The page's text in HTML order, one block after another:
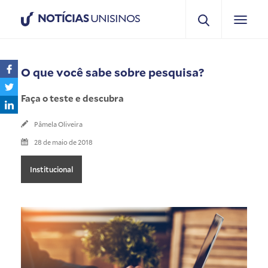
NOTÍCIASUNISINOS
O que você sabe sobre pesquisa?
Faça o teste e descubra
Pâmela Oliveira
28 de maio de 2018
Institucional